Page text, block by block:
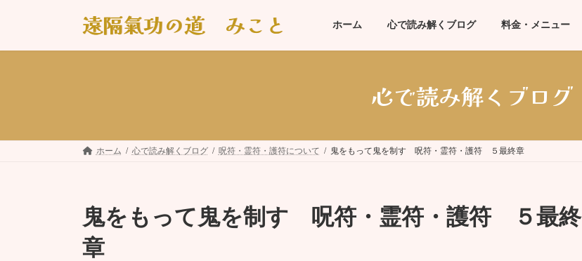
ン
プ
ー
動
遠隔氣功の道 みこと ホーム 心で読み解くブログ 料金・メニュー
心で読み解くブログ
ホーム 心で読み解くブログ 呪符・霊符・護符について 鬼をもって鬼を制す 呪符・霊符・護符 ５最終章
鬼をもって鬼を制す 呪符・霊符・護符 ５最終
章